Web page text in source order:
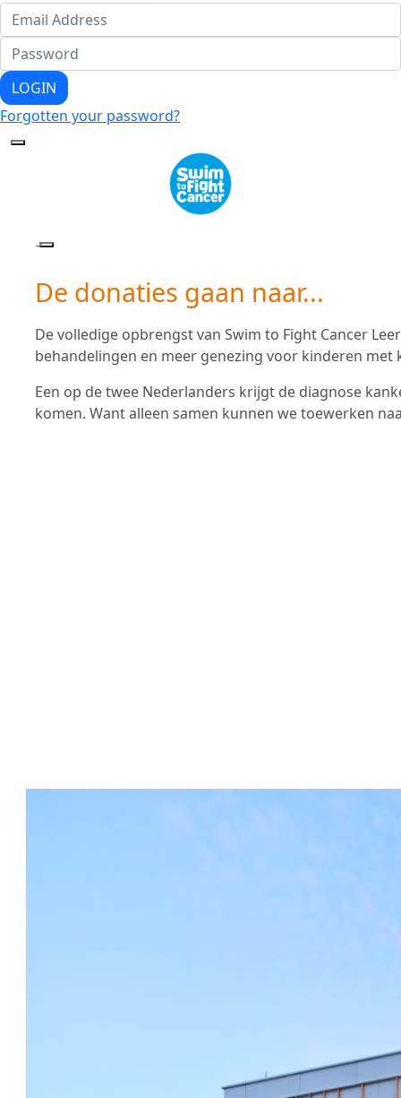
LOGIN
Forgotten your password?
De donaties gaan naar...
De volledige opbrengst van Swim to Fight Cancer
behandelingen en meer genezing voor kinderen met
Een op de twee Nederlanders krijgt de diagnose
komen. Want alleen samen kunnen we toewerken